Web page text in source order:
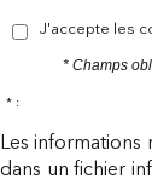
J'accepte les
* Champs
* :
Les informations
dans un fichier